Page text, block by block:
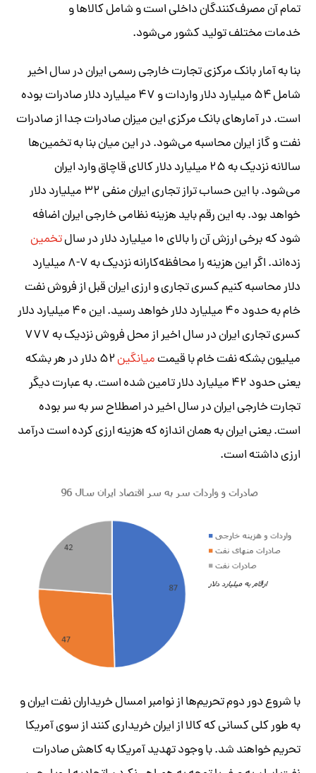
تمام آن مصرف‌کنندگان داخلی است و شامل کالاها و
خدمات مختلف تولید کشور می‌شود.
بنا به آمار بانک مرکزی تجارت خارجی رسمی ایران در سال اخیر
شامل ۵۴ میلیارد دلار واردات و ۴۷ میلیارد دلار صادرات بوده
است. در آمارهای بانک مرکزی این میزان صادرات جدا از صادرات
نفت و گاز ایران محاسبه می‌شود. در این میان بنا به تخمین‌ها
سالانه نزدیک به ۲۵ میلیارد دلار کالای قاچاق وارد ایران
می‌شود. با این حساب تراز تجاری ایران منفی ۳۲ میلیارد دلار
خواهد بود. به این رقم باید هزینه نظامی خارجی ایران اضافه
شود که برخی ارزش آن را بالای ۱۰ میلیارد دلار در سال
تخمین
زده‌اند. اگر این هزینه را محافظه‌کارانه نزدیک به ۷-۸ میلیارد
دلار محاسبه کنیم کسری تجاری و ارزی ایران قبل از فروش نفت
خام به حدود ۴۰ میلیارد دلار خواهد رسید. این ۴۰ میلیارد دلار
کسری تجاری ایران در سال اخیر از محل فروش نزدیک به ۷۷۷
میلیون بشکه نفت خام با قیمتمیانگین
۵۲ دلار در هر بشکه
یعنی حدود ۴۲ میلیارد دلار تامین شده است. به عبارت دیگر
تجارت خارجی ایران در سال اخیر در اصطلاح سر به سر بوده
است. یعنی ایران به همان اندازه که هزینه ارزی کرده است درآمد
ارزی داشته است.
با شروع دور دوم تحریم‌ها از نوامبر امسال خریداران نفت ایران و
به طور کلی کسانی که کالا از ایران خریداری کنند از سوی آمریکا
تحریم خواهند شد. با وجود تهدید آمریکا به کاهش صادرات